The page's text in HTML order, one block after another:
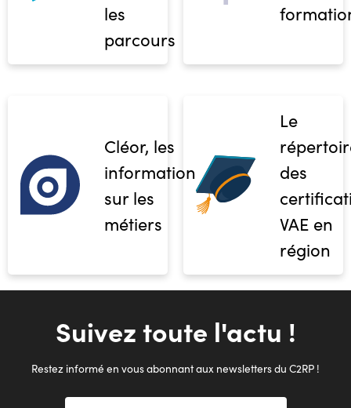
les
parcours
Cléor, les
informations
sur les
métiers
Le
des
VAE en
région
Suivez toute l'actu !
Restez informé en vous abonnant aux newsletters du C2RP !